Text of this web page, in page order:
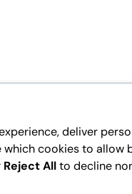
deliver
which cookies to allow
Reject Allto decline